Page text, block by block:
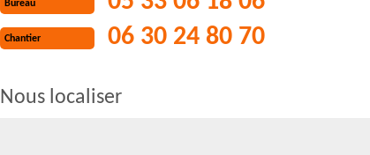
Bureau
Chantier 06 30 24 80 70
Nous localiser